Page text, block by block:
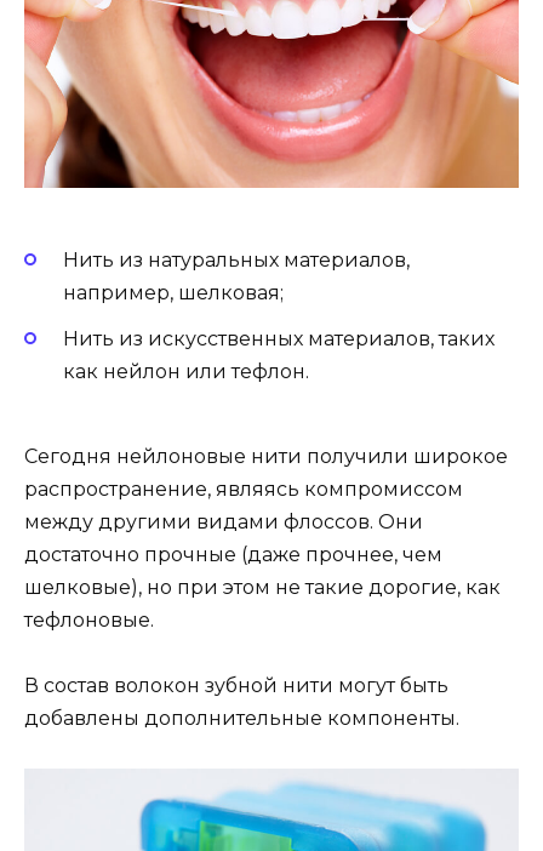
Нить из натуральных материалов,
например, шелковая;
Нить из искусственных материалов, таких
как нейлон или тефлон.
Сегодня нейлоновые нити получили широкое
распространение, являясь компромиссом
между другими видами флоссов. Они
достаточно прочные (даже прочнее, чем
шелковые), но при этом не такие дорогие, как
тефлоновые.
В состав волокон зубной нити могут быть
добавлены дополнительные компоненты.